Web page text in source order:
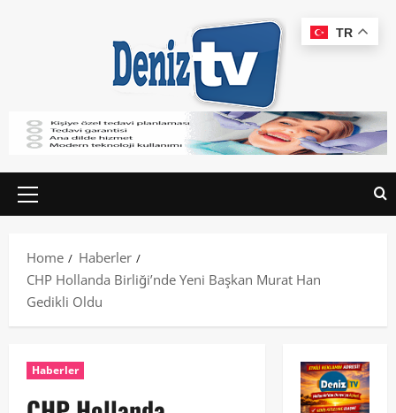
Home
Haberler
CHP Hollanda Birliği’nde Yeni Başkan Murat Han
Gedikli Oldu
Haberler
TR